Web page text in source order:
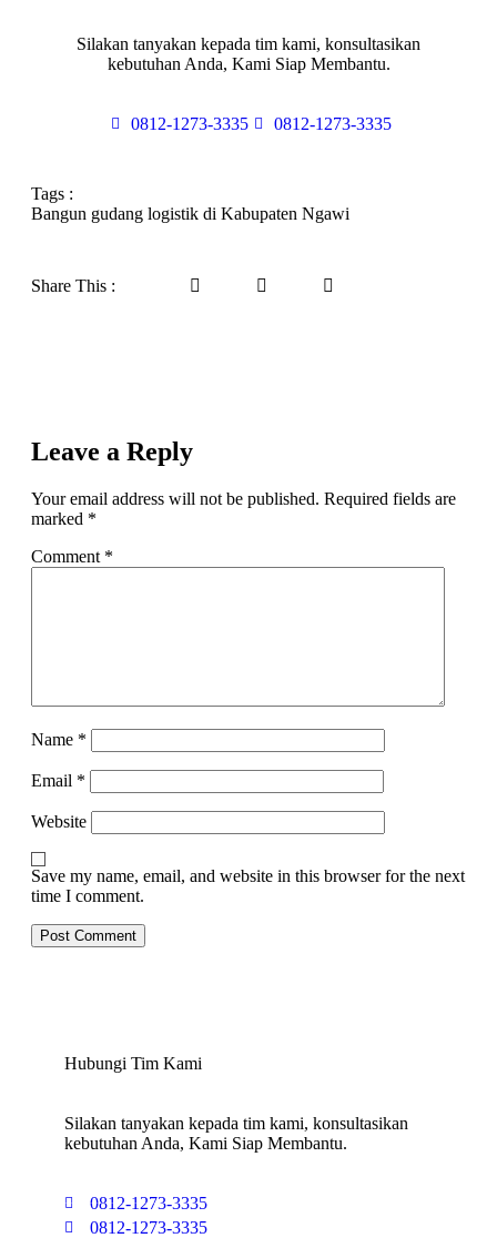
Silakan tanyakan kepada tim kami, konsultasikan
kebutuhan Anda, Kami Siap Membantu.
0812-1273-3335 0812-1273-3335
Tags :
Bangun gudang logistik di Kabupaten Ngawi
Share This :
Leave a Reply
Your email address will not be published. Required fields are
marked *
Comment *
Name *
Email *
Website
Save my name, email, and website in this browser for the next
time I comment.
Hubungi Tim Kami
Silakan tanyakan kepada tim kami, konsultasikan
kebutuhan Anda, Kami Siap Membantu.
0812-1273-3335
0812-1273-3335